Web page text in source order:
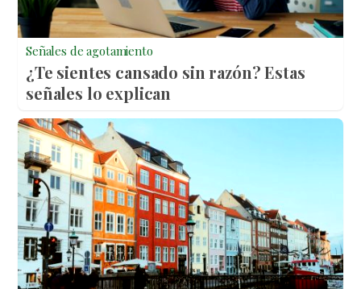
Señales de agotamiento
¿Te sientes cansado sin razón? Estas
señales lo explican